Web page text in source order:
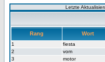
Letzte
Rang Wort
1 fiesta
2
vom
3
motor